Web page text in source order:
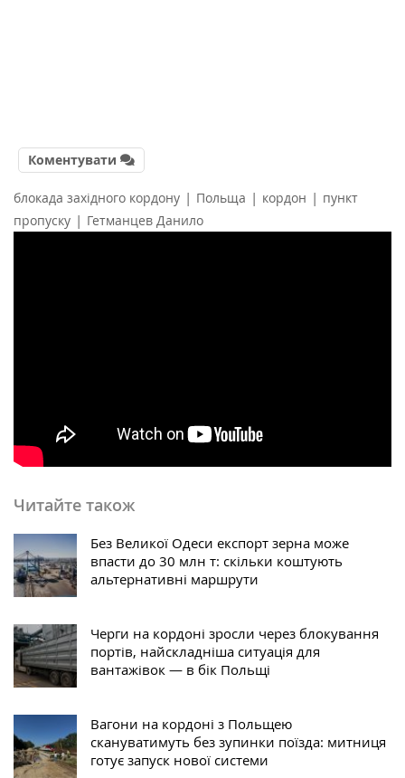
Коментувати
блокада західного кордону | Польща | кордон | пункт
пропуску | Гетманцев Данило
Читайте також
Без Великої Одеси експорт зерна може
впасти до 30 млн т: скільки коштують
альтернативні маршрути
Черги на кордоні зросли через блокування
портів, найскладніша ситуація для
вантажівок — в бік Польщі
Вагони на кордоні з Польщею
скануватимуть без зупинки поїзда: митниця
готує запуск нової системи